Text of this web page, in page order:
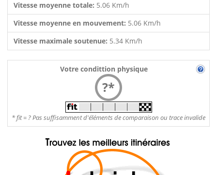
Vitesse moyenne totale: 5.06 Km/h
Vitesse moyenne en mouvement: 5.06 Km/h
Vitesse maximale soutenue: 5.34 Km/h
Votre condittion physique
?*
* fit = ? Pas suffisamment d'éléments de comparaison ou trace invalide